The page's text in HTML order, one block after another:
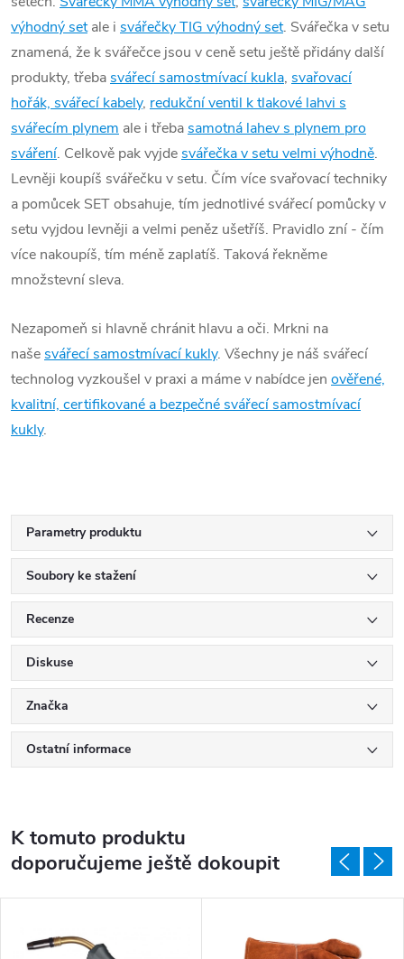
výhodný setale i svářečky TIG výhodný set. Svářečka v setu
znamená, že k svářečce jsou v ceně setu ještě přidány další
produkty, třebasvářecí samostmívací kukla, svařovací
hořák, svářecí kabely, redukční ventil k tlakové lahvi s
svářecím plynem ale i třebasamotná lahev s plynem pro
sváření. Celkově pak vyjdesvářečka v setu velmi výhodně.
Levněji koupíš svářečku v setu. Čím více svařovací techniky
a pomůcek SET obsahuje, tím jednotlivé svářecí pomůcky v
setu vyjdou levněji a velmi peněz ušetříš. Pravidlo zní - čím
více nakoupíš, tím méně zaplatíš. Taková řekněme
množstevní sleva.
Nezapomeň si hlavně chránit hlavu a oči. Mrkni na
našesvářecí samostmívací kukly. Všechny je náš svářecí
technolog vyzkoušel v praxi a máme v nabídce jen ověřené,
kvalitní, certifikované a bezpečné svářecí samostmívací
kukly.
Parametry produktu
Soubory ke stažení
Recenze
Diskuse
Značka
Ostatní informace
K tomuto produktu
doporučujeme ještě dokoupit